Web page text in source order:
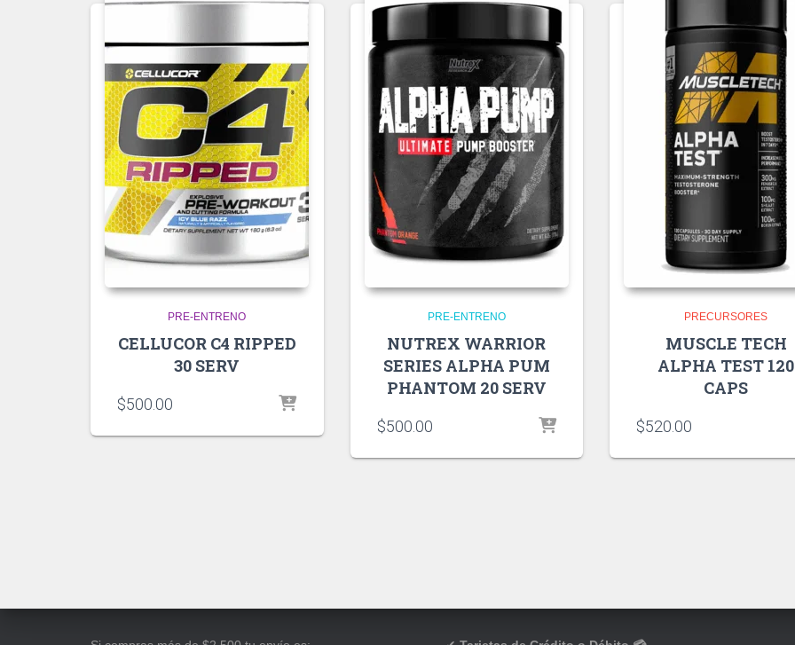
PRE-ENTRENO
CELLUCOR C4 RIPPED
30 SERV
$500.00
PRE-ENTRENO
NUTREX WARRIOR
SERIES ALPHA PUM
PHANTOM 20 SERV
$500.00
PRECURSORES
MUSCLE TECH
ALPHA TEST 120
CAPS
$520.00